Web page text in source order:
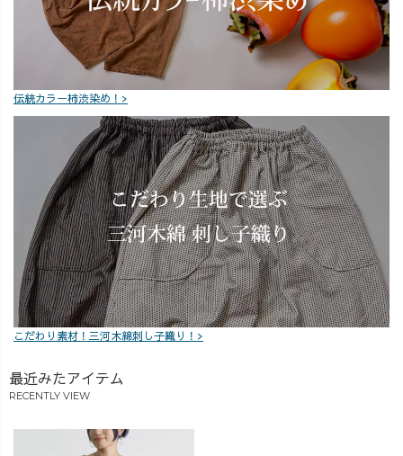
格ストレート #
草木染め #大人
カジュアルコー
デ
め
伝統カラー柿渋染め！>
こだわり素材！三河木綿刺し子織り！>
最近みたアイテム
RECENTLY VIEW